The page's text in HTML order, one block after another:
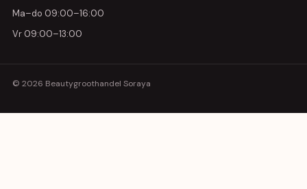
Ma–do 09:00–16:00
Vr 09:00–13:00
© 2026 Beautygroothandel Soraya